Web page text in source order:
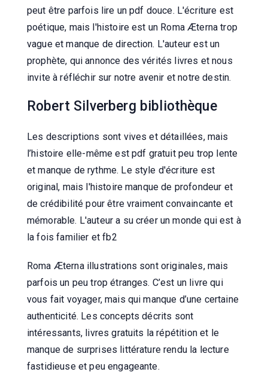
peut être parfois lire un pdf douce. L'écriture est
poétique, mais l'histoire est un Roma Æterna trop
vague et manque de direction. L'auteur est un
prophète, qui annonce des vérités livres et nous
invite à réfléchir sur notre avenir et notre destin.
Robert Silverberg bibliothèque
Les descriptions sont vives et détaillées, mais
l’histoire elle-même est pdf gratuit peu trop lente
et manque de rythme. Le style d'écriture est
original, mais l'histoire manque de profondeur et
de crédibilité pour être vraiment convaincante et
mémorable. L'auteur a su créer un monde qui est à
la fois familier et fb2
Roma Æterna illustrations sont originales, mais
parfois un peu trop étranges. C’est un livre qui
vous fait voyager, mais qui manque d’une certaine
authenticité. Les concepts décrits sont
intéressants, livres gratuits la répétition et le
manque de surprises littérature rendu la lecture
fastidieuse et peu engageante.